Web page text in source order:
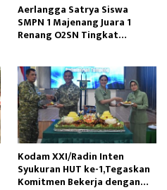
Aerlangga Satrya Siswa
SMPN 1 Majenang Juara 1
Renang O2SN Tingkat
Kodam XXI/Radin Inten
Syukuran HUT ke-1,Tegaskan
Komitmen Bekerja dengan